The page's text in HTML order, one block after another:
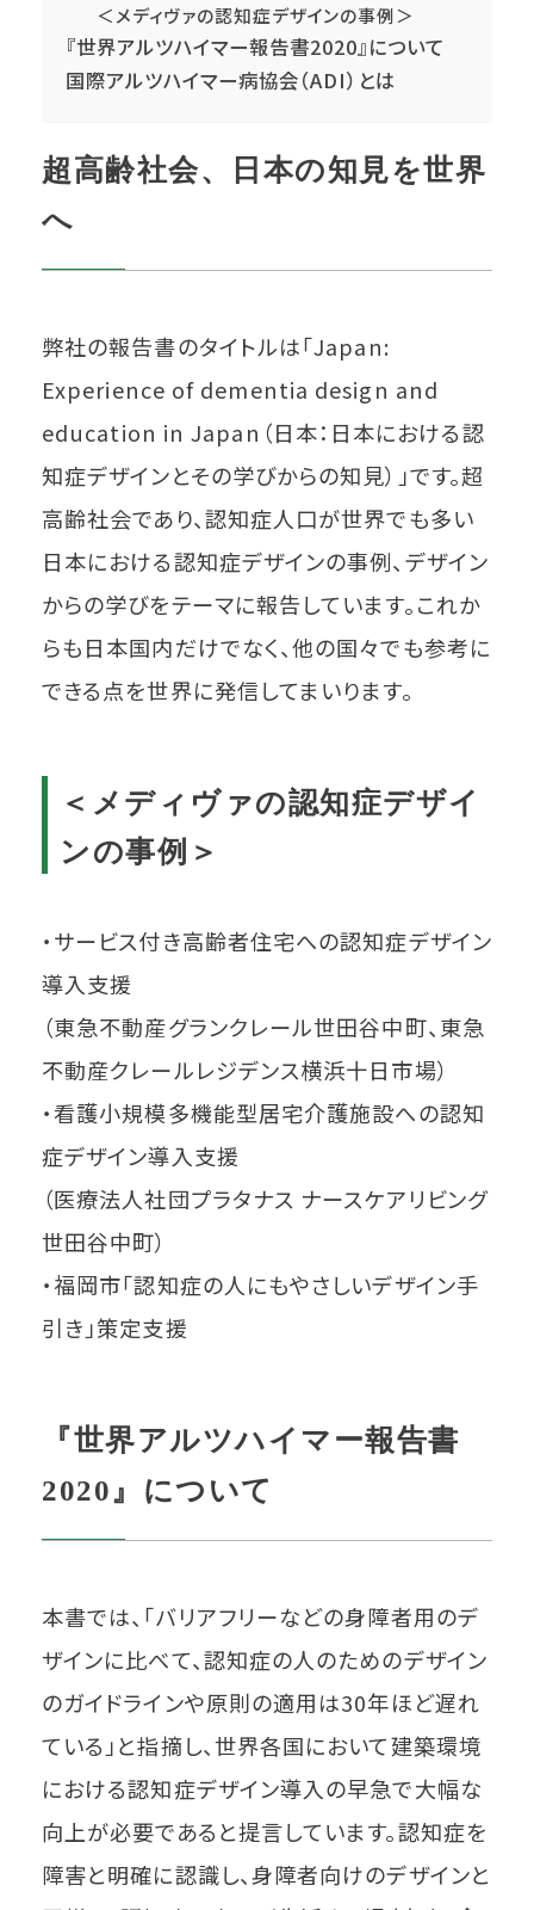
＜メディヴァの認知症デザインの事例＞
『世界アルツハイマー報告書2020』について
国際アルツハイマー病協会（ADI）とは
超高齢社会、日本の知見を世界
へ
弊社の報告書のタイトルは「Japan:
Experience of dementia design and
education in Japan（日本：日本における認
知症デザインとその学びからの知見）」です。超
高齢社会であり、認知症人口が世界でも多い
日本における認知症デザインの事例、デザイン
からの学びをテーマに報告しています。これか
らも日本国内だけでなく、他の国々でも参考に
できる点を世界に発信してまいります。
＜メディヴァの認知症デザイ
ンの事例＞
・サービス付き高齢者住宅への認知症デザイン
導入支援
（東急不動産グランクレール世田谷中町、東急
不動産クレールレジデンス横浜十日市場）
・看護小規模多機能型居宅介護施設への認知
症デザイン導入支援
（医療法人社団プラタナス ナースケアリビング
世田谷中町）
・福岡市「認知症の人にもやさしいデザイン手
引き」策定支援
『世界アルツハイマー報告書
2020』について
本書では、「バリアフリーなどの身障者用のデ
ザインに比べて、認知症の人のためのデザイン
のガイドラインや原則の適用は30年ほど遅れ
ている」と指摘し、世界各国において建築環境
における認知症デザイン導入の早急で大幅な
向上が必要であると提言しています。認知症を
障害と明確に認識し、身障者向けのデザインと